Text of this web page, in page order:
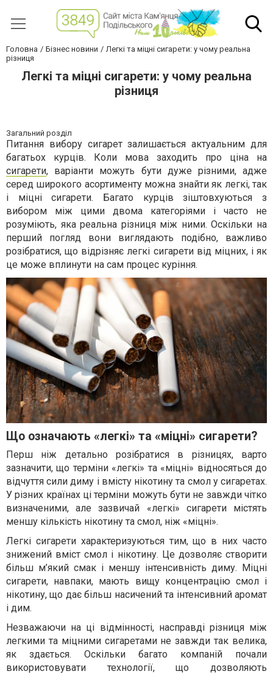
Головна Бізнес новини
Легкі та міцні сигарети: у чому реальна
різниця
Легкі та міцні сигарети: у чому реальна
різниця
Загальний розділ
Питання вибору сигарет залишається актуальним для
багатьох курців. Коли мова заходить про ціна на
сигарети, варіанти можуть бути дуже різними, адже
серед широкого асортименту можна знайти як легкі, так
і міцні сигарети. Багато курців зіштовхуються з
вибором між цими двома категоріями і часто не
розуміють, яка реальна різниця між ними. Оскільки на
перший погляд вони виглядають подібно, важливо
розібратися, що відрізняє легкі сигарети від міцних, і як
це може вплинути на сам процес куріння.
Що означають «легкі» та «міцні» сигарети?
Перш ніж детально розібратися в різницях, варто
зазначити, що терміни «легкі» та «міцні» відносяться до
відчуття сили диму і вмісту нікотину та смол у сигаретах.
У різних країнах ці терміни можуть бути не завжди чітко
визначеними, але зазвичай «легкі» сигарети містять
меншу кількість нікотину та смол, ніж «міцні».
Легкі сигарети характеризуються тим, що в них часто
знижений вміст смол і нікотину. Це дозволяє створити
більш м’який смак і меншу інтенсивність диму. Міцні
сигарети, навпаки, мають вищу концентрацію смол і
нікотину, що дає більш насичений та інтенсивний аромат
і дим.
Незважаючи на ці відмінності, насправді різниця між
легкими та міцними сигаретами не завжди так велика,
як здається. Оскільки багато компаній почали
використовувати технології, що дозволяють